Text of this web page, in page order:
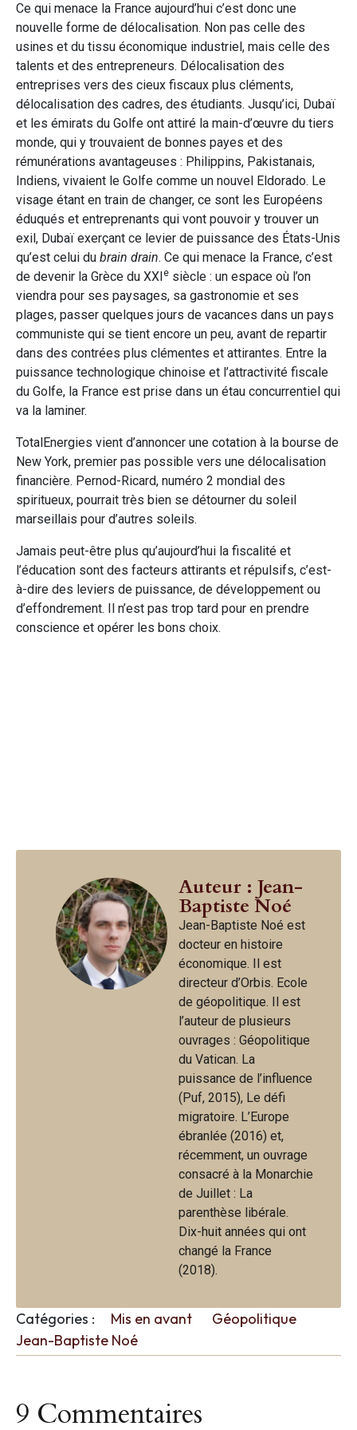
Ce qui menace la France aujourd’hui c’est donc une
nouvelle forme de délocalisation. Non pas celle des
usines et du tissu économique industriel, mais celle des
talents et des entrepreneurs. Délocalisation des
entreprises vers des cieux fiscaux plus cléments,
délocalisation des cadres, des étudiants. Jusqu’ici, Dubaï
et les émirats du Golfe ont attiré la main-d’œuvre du tiers
monde, qui y trouvaient de bonnes payes et des
rémunérations avantageuses : Philippins, Pakistanais,
Indiens, vivaient le Golfe comme un nouvel Eldorado. Le
visage étant en train de changer, ce sont les Européens
éduqués et entreprenants qui vont pouvoir y trouver un
exil, Dubaï exerçant ce levier de puissance des États-Unis
qu’est celui du brain drain. Ce qui menace la France, c’est
de devenir la Grèce du XXIe siècle : un espace où l’on
viendra pour ses paysages, sa gastronomie et ses
plages, passer quelques jours de vacances dans un pays
communiste qui se tient encore un peu, avant de repartir
dans des contrées plus clémentes et attirantes. Entre la
puissance technologique chinoise et l’attractivité fiscale
du Golfe, la France est prise dans un étau concurrentiel qui
va la laminer.
TotalEnergies vient d’annoncer une cotation à la bourse de
New York, premier pas possible vers une délocalisation
financière. Pernod-Ricard, numéro 2 mondial des
spiritueux, pourrait très bien se détourner du soleil
marseillais pour d’autres soleils.
Jamais peut-être plus qu’aujourd’hui la fiscalité et
l’éducation sont des facteurs attirants et répulsifs, c’est-
à-dire des leviers de puissance, de développement ou
d’effondrement. Il n’est pas trop tard pour en prendre
conscience et opérer les bons choix.
Auteur : Jean-
Baptiste Noé
Jean-Baptiste Noé est
docteur en histoire
économique. Il est
directeur d’Orbis. Ecole
de géopolitique. Il est
l’auteur de plusieurs
ouvrages : Géopolitique
du Vatican. La
puissance de l’influence
(Puf, 2015), Le défi
migratoire. L’Europe
ébranlée (2016) et,
récemment, un ouvrage
consacré à la Monarchie
de Juillet : La
parenthèse libérale.
Dix-huit années qui ont
changé la France
(2018).
Catégories : Mis en avant
Géopolitique
Jean-Baptiste Noé
9 Commentaires